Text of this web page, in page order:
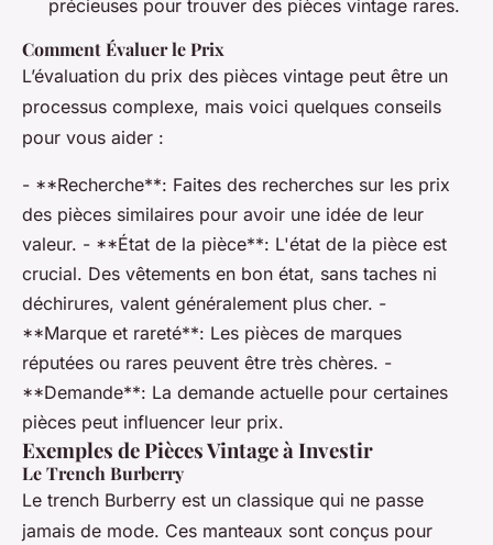
précieuses pour trouver des pièces vintage rares.
Comment Évaluer le Prix
L’évaluation du prix des pièces vintage peut être un
processus complexe, mais voici quelques conseils
pour vous aider :
- **Recherche**: Faites des recherches sur les prix
des pièces similaires pour avoir une idée de leur
valeur. - **État de la pièce**: L'état de la pièce est
crucial. Des vêtements en bon état, sans taches ni
déchirures, valent généralement plus cher. -
**Marque et rareté**: Les pièces de marques
réputées ou rares peuvent être très chères. -
**Demande**: La demande actuelle pour certaines
pièces peut influencer leur prix.
Exemples de Pièces Vintage à Investir
Le Trench Burberry
Le trench Burberry est un classique qui ne passe
jamais de mode. Ces manteaux sont conçus pour